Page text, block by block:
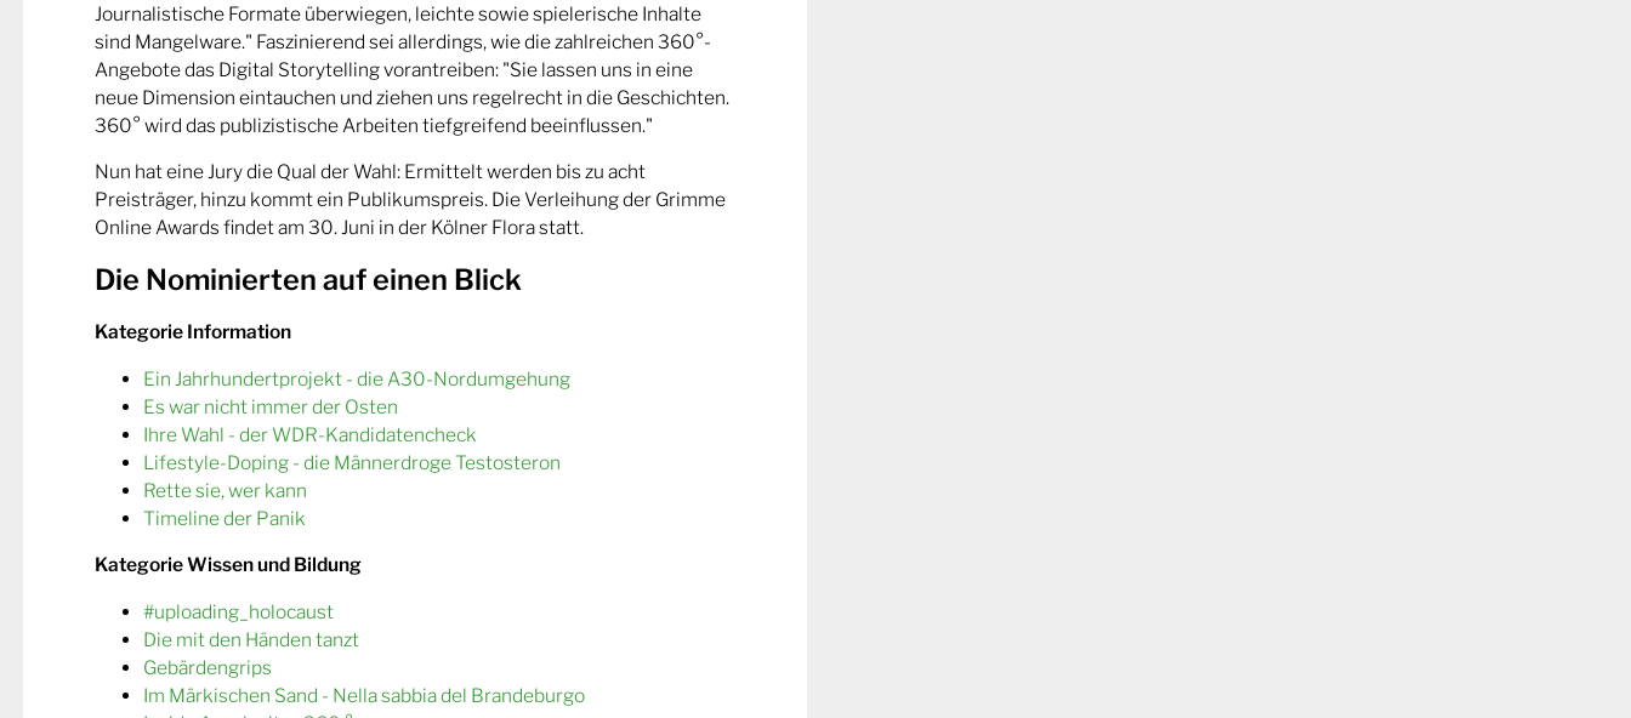
Journalistische Formate überwiegen, leichte sowie spielerische Inhalte
sind Mangelware." Faszinierend sei allerdings, wie die zahlreichen 360°-
Angebote das Digital Storytelling vorantreiben: "Sie lassen uns in eine
neue Dimension eintauchen und ziehen uns regelrecht in die Geschichten.
360° wird das publizistische Arbeiten tiefgreifend beeinflussen."
Nun hat eine Jury die Qual der Wahl: Ermittelt werden bis zu acht
Preisträger, hinzu kommt ein Publikumspreis. Die Verleihung der Grimme
Online Awards findet am 30. Juni in der Kölner Flora statt.
Die Nominierten auf einen Blick
Kategorie Information
Ein Jahrhundertprojekt - die A30-Nordumgehung
Es war nicht immer der Osten
Ihre Wahl - der WDR-Kandidatencheck
Lifestyle-Doping - die Männerdroge Testosteron
Rette sie, wer kann
Timeline der Panik
Kategorie Wissen und Bildung
#uploading_holocaust
Die mit den Händen tanzt
Gebärdengrips
Im Märkischen Sand - Nella sabbia del Brandeburgo